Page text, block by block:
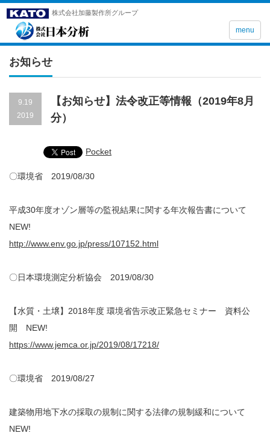
株式会社加藤製作所グループ
menu
お知らせ
9.19
2019
【お知らせ】法令改正等情報（2019年8月
分）
Pocket
〇環境省 2019/08/30
平成30年度オゾン層等の監視結果に関する年次報告書について
NEW!
http://www.env.go.jp/press/107152.html
〇日本環境測定分析協会 2019/08/30
【水質・土壌】2018年度 環境省告示改正緊急セミナー 資料公
開 NEW!
https://www.jemca.or.jp/2019/08/17218/
〇環境省 2019/08/27
建築物用地下水の採取の規制に関する法律の規制緩和について
NEW!